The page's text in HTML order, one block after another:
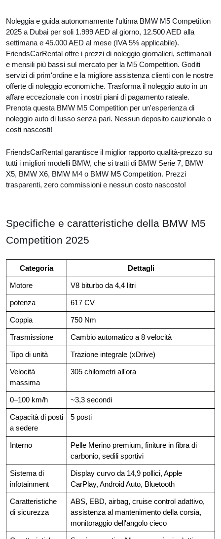
Noleggia e guida autonomamente l'ultima BMW M5 Competition
2025 a Dubai per soli 1.999 AED al giorno, 12.500 AED alla
settimana e 45.000 AED al mese (IVA 5% applicabile).
FriendsCarRental offre i prezzi di noleggio giornalieri, settimanali
e mensili più bassi sul mercato per la M5 Competition. Goditi
servizi di prim'ordine e la migliore assistenza clienti con le nostre
offerte di noleggio economiche. Trasforma il noleggio auto in un
affare eccezionale con i nostri piani di pagamento rateale.
Prenota questa BMW M5 Competition per un'esperienza di
noleggio auto di lusso senza pari. Nessun deposito cauzionale o
costi nascosti!
FriendsCarRental garantisce il miglior rapporto qualità-prezzo su
tutti i migliori modelli BMW, che si tratti di BMW Serie 7, BMW
X5, BMW X6, BMW M4 o BMW M5 Competition. Prezzi
trasparenti, zero commissioni e nessun costo nascosto!
Specifiche e caratteristiche della BMW M5
Competition 2025
Categoria Dettagli
Motore V8 biturbo da 4,4 litri
potenza 617 CV
Coppia 750 Nm
Trasmissione Cambio automatico a 8 velocità
Tipo di unità Trazione integrale (xDrive)
Velocità
massima
305 chilometri all'ora
0–100 km/h ~3,3 secondi
Capacità di posti
a sedere
5 posti
Interno
Pelle Merino premium, finiture in fibra di
carbonio, sedili sportivi
Sistema di
infotainment
Display curvo da 14,9 pollici, Apple
CarPlay, Android Auto, Bluetooth
Caratteristiche
di sicurezza
ABS, EBD, airbag, cruise control adattivo,
assistenza al mantenimento della corsia,
monitoraggio dell'angolo cieco